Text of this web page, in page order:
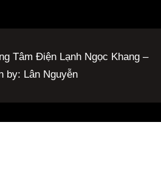
Tâm Điện Lạnh Ngọc Khang –
by: Lân Nguyễn